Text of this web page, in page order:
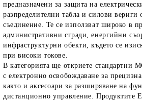
предназначени за защита на
разпределителни табла и силови вериги
съединение. Те се използват широко в
административни сгради, енергийни
инфраструктурни обекти, където се
при високи токове.
В категорията ще откриете стандартни
с електронно освобождаване за
както и аксесоари за разширяване на
дистанционно управление. Продуктите